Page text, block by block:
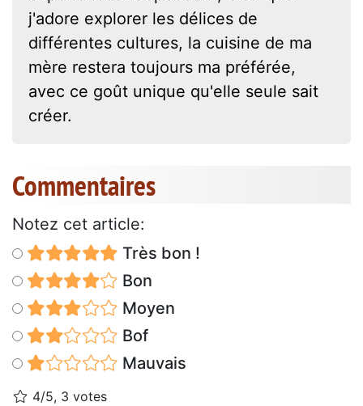
j'adore explorer les délices de
différentes cultures, la cuisine de ma
mère restera toujours ma préférée,
avec ce goût unique qu'elle seule sait
créer.
Commentaires
Notez cet article:
Très bon !
Bon
Moyen
Bof
Mauvais
4/5, 3 votes